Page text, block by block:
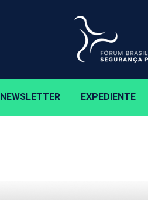
NEWSLETTER EXPEDIENTE